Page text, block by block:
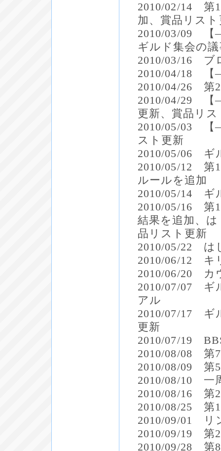
2010/02/14 第
加、賞品リス
2010/03/09 【
ギルド集会の
2010/03/16 ブ
2010/04/18 【
2010/04/26 第
2010/04/29 【
更新、賞品リ
2010/05/03 【
スト更新
2010/05/06 ギ
2010/05/12 第
ルールを追加
2010/05/14 ギ
2010/05/16 第
結果を追加、
品リスト更新
2010/05/22 は
2010/06/12 キ
2010/06/20 カ
2010/07/07 ギ
アル
2010/07/17 ギ
更新
2010/07/19
2010/08/08 第
2010/08/09 第
2010/08/10 一
2010/08/16 第
2010/08/25 第
2010/09/01 リ
2010/09/19 第
2010/09/28 第